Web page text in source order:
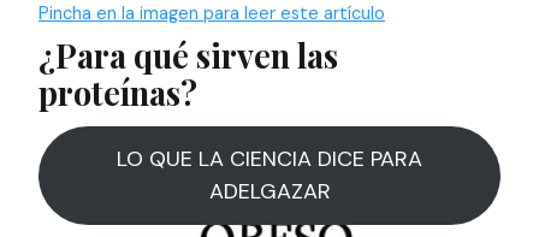
Pincha en la imagen para leer este artículo
¿Para qué sirven las
proteínas?
LO QUE LA CIENCIA DICE PARA
ADELGAZAR